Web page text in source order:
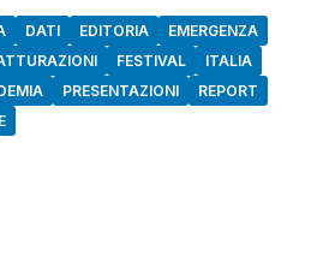
DATI EDITORIA
EMERGENZA
FESTIVAL
ITALIA
PRESENTAZIONI
REPORT